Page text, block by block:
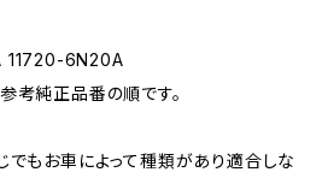
11720-6N20A
純正品番の順です。
でもお車によって種類があり適合しな